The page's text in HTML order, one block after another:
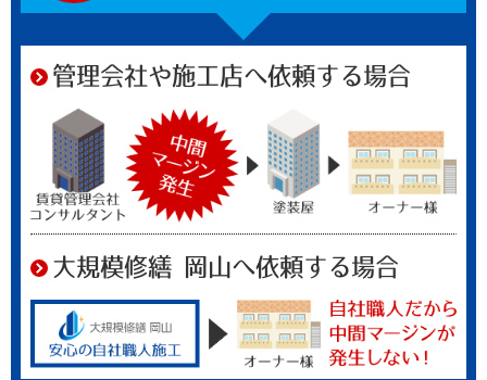
管理会社や施工店へ依頼する場合
大規模修繕 岡山へ依頼する場合